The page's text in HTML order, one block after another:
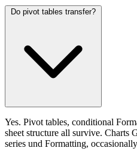
Do pivot tables transfer?
Yes. Pivot tables, conditional
sheet structure all survive. Charts
series und Formatting,